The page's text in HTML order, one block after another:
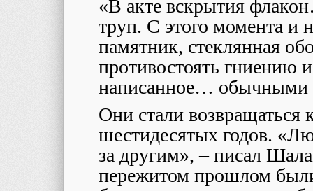
«В акте вскрытия
труп. С этого момента и
памятник, стеклянная
противостоять гниению
написанное… обычными
Они стали возвращаться
шестидесятых годов.
за другим», – писал
пережитом прошлом